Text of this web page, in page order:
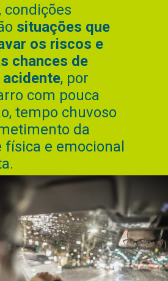
condições
situações que
os riscos e
chances de
, por
com pouca
tempo chuvoso
da
física e emocional